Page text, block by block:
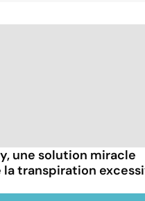
une solution miracle
transpiration